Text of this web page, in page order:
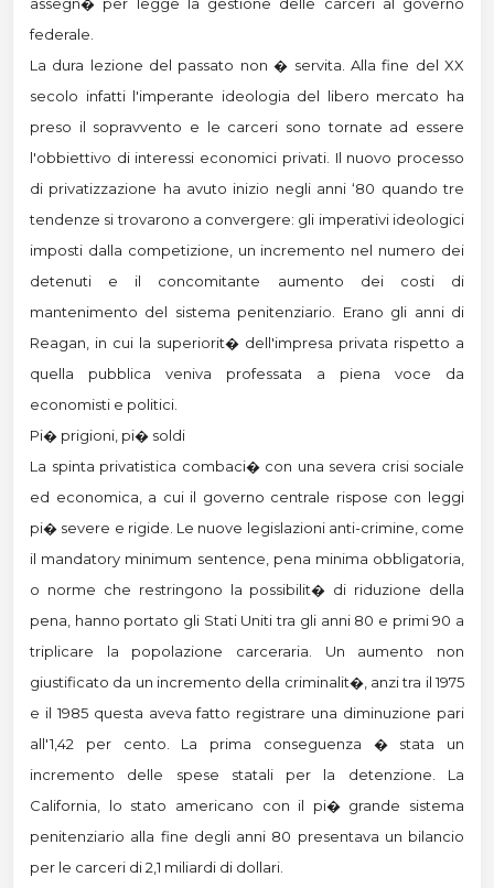
federale.
La dura lezione del passato non � servita. Alla fine del XX
secolo infatti l'imperante ideologia del libero mercato ha
preso il sopravvento e le carceri sono tornate ad essere
l'obbiettivo di interessi economici privati. Il nuovo processo
di privatizzazione ha avuto inizio negli anni ‘80 quando tre
tendenze si trovarono a convergere: gli imperativi ideologici
imposti dalla competizione, un incremento nel numero dei
detenuti e il concomitante aumento dei costi di
mantenimento del sistema penitenziario. Erano gli anni di
Reagan, in cui la superiorit� dell'impresa privata rispetto a
quella pubblica veniva professata a piena voce da
economisti e politici.
Pi� prigioni, pi� soldi
La spinta privatistica combaci� con una severa crisi sociale
ed economica, a cui il governo centrale rispose con leggi
pi� severe e rigide. Le nuove legislazioni anti-crimine, come
il mandatory minimum sentence, pena minima obbligatoria,
o norme che restringono la possibilit� di riduzione della
pena, hanno portato gli Stati Uniti tra gli anni 80 e primi 90 a
triplicare la popolazione carceraria. Un aumento non
giustificato da un incremento della criminalit�, anzi tra il 1975
e il 1985 questa aveva fatto registrare una diminuzione pari
all'1,42 per cento. La prima conseguenza � stata un
incremento delle spese statali per la detenzione. La
California, lo stato americano con il pi� grande sistema
penitenziario alla fine degli anni 80 presentava un bilancio
per le carceri di 2,1 miliardi di dollari.